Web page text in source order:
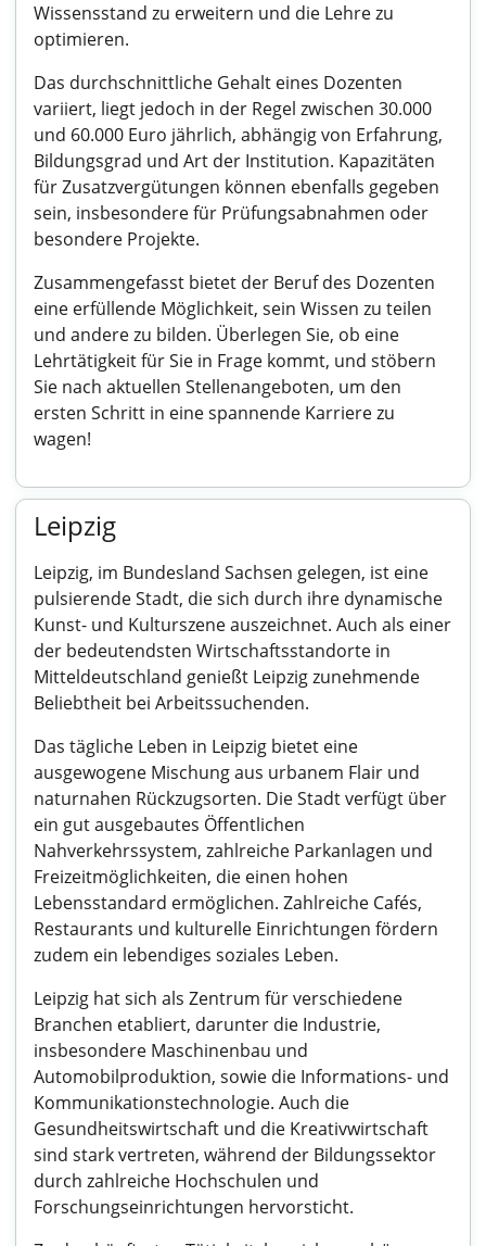
Wissensstand zu erweitern und die Lehre zu
optimieren.
Das durchschnittliche Gehalt eines Dozenten
variiert, liegt jedoch in der Regel zwischen 30.000
und 60.000 Euro jährlich, abhängig von Erfahrung,
Bildungsgrad und Art der Institution. Kapazitäten
für Zusatzvergütungen können ebenfalls gegeben
sein, insbesondere für Prüfungsabnahmen oder
besondere Projekte.
Zusammengefasst bietet der Beruf des Dozenten
eine erfüllende Möglichkeit, sein Wissen zu teilen
und andere zu bilden. Überlegen Sie, ob eine
Lehrtätigkeit für Sie in Frage kommt, und stöbern
Sie nach aktuellen Stellenangeboten, um den
ersten Schritt in eine spannende Karriere zu
wagen!
Leipzig
Leipzig, im Bundesland Sachsen gelegen, ist eine
pulsierende Stadt, die sich durch ihre dynamische
Kunst- und Kulturszene auszeichnet. Auch als einer
der bedeutendsten Wirtschaftsstandorte in
Mitteldeutschland genießt Leipzig zunehmende
Beliebtheit bei Arbeitssuchenden.
Das tägliche Leben in Leipzig bietet eine
ausgewogene Mischung aus urbanem Flair und
naturnahen Rückzugsorten. Die Stadt verfügt über
ein gut ausgebautes Öffentlichen
Nahverkehrssystem, zahlreiche Parkanlagen und
Freizeitmöglichkeiten, die einen hohen
Lebensstandard ermöglichen. Zahlreiche Cafés,
Restaurants und kulturelle Einrichtungen fördern
zudem ein lebendiges soziales Leben.
Leipzig hat sich als Zentrum für verschiedene
Branchen etabliert, darunter die Industrie,
insbesondere Maschinenbau und
Automobilproduktion, sowie die Informations- und
Kommunikationstechnologie. Auch die
Gesundheitswirtschaft und die Kreativwirtschaft
sind stark vertreten, während der Bildungssektor
durch zahlreiche Hochschulen und
Forschungseinrichtungen hervorsticht.